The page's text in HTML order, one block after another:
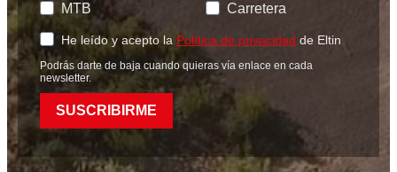
MTB
Carretera
He leído y acepto la Política de privacidad de Eltin
Podrás darte de baja cuando quieras vía enlace en cada
newsletter.
SUSCRIBIRME